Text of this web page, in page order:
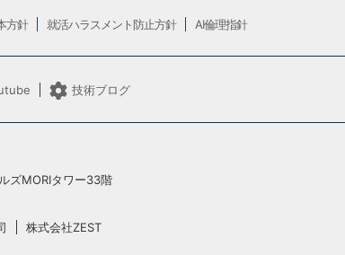
方針 就活ハラスメント防止方針 AI倫理指針
技術ブログ
ズMORIタワー33階
株式会社ZEST